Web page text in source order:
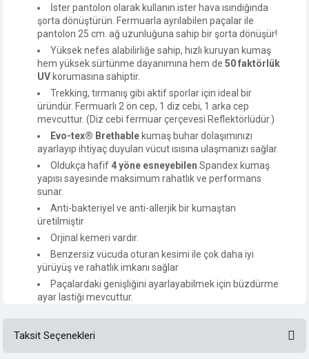
İster pantolon olarak kullanın ister hava ısındığında
şorta dönüştürün. Fermuarla ayrılabilen paçalar ile
pantolon 25 cm. ağ uzunluğuna sahip bir şorta dönüşür!
Yüksek nefes alabilirliğe sahip, hızlı kuruyan kumaş
hem yüksek sürtünme dayanımına hem de 50 faktörlük
UV korumasına sahiptir.
Trekking, tırmanış gibi aktif sporlar için ideal bir
üründür. Fermuarlı 2 ön cep, 1 diz cebi, 1 arka cep
mevcuttur. (Diz cebi fermuar çerçevesi Reflektörlüdür.)
Evo-tex® Brethable kumaş buhar dolaşımınızı
ayarlayıp ihtiyaç duyulan vücut ısısına ulaşmanızı sağlar.
Oldukça hafif 4 yöne esneyebilen Spandex kumaş
yapısı sayesinde maksimum rahatlık ve performans
sunar.
Anti-bakteriyel ve anti-allerjik bir kumaştan
üretilmiştir
Orjinal kemeri vardır.
Benzersiz vücuda oturan kesimi ile çok daha iyi
yürüyüş ve rahatlık imkanı sağlar
Paçalardaki genişliğini ayarlayabilmek için büzdürme
ayar lastiği mevcuttur.
Taksit Seçenekleri